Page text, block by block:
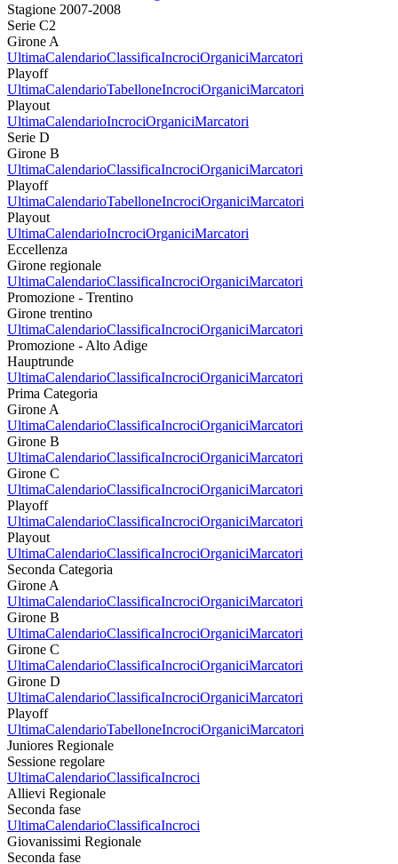
Stagione 2007-2008
Serie C2
Girone A
UltimaCalendarioClassificaIncrociOrganiciMarcatori
Playoff
UltimaCalendarioTabelloneIncrociOrganiciMarcatori
Playout
UltimaCalendarioIncrociOrganiciMarcatori
Serie D
Girone B
UltimaCalendarioClassificaIncrociOrganiciMarcatori
Playoff
UltimaCalendarioTabelloneIncrociOrganiciMarcatori
Playout
UltimaCalendarioIncrociOrganiciMarcatori
Eccellenza
Girone regionale
UltimaCalendarioClassificaIncrociOrganiciMarcatori
Promozione - Trentino
Girone trentino
UltimaCalendarioClassificaIncrociOrganiciMarcatori
Promozione - Alto Adige
Hauptrunde
UltimaCalendarioClassificaIncrociOrganiciMarcatori
Prima Categoria
Girone A
UltimaCalendarioClassificaIncrociOrganiciMarcatori
Girone B
UltimaCalendarioClassificaIncrociOrganiciMarcatori
Girone C
UltimaCalendarioClassificaIncrociOrganiciMarcatori
Playoff
UltimaCalendarioClassificaIncrociOrganiciMarcatori
Playout
UltimaCalendarioClassificaIncrociOrganiciMarcatori
Seconda Categoria
Girone A
UltimaCalendarioClassificaIncrociOrganiciMarcatori
Girone B
UltimaCalendarioClassificaIncrociOrganiciMarcatori
Girone C
UltimaCalendarioClassificaIncrociOrganiciMarcatori
Girone D
UltimaCalendarioClassificaIncrociOrganiciMarcatori
Playoff
UltimaCalendarioTabelloneIncrociOrganiciMarcatori
Juniores Regionale
Sessione regolare
UltimaCalendarioClassificaIncroci
Allievi Regionale
Seconda fase
UltimaCalendarioClassificaIncroci
Giovanissimi Regionale
Seconda fase